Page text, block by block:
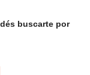
buscarte por